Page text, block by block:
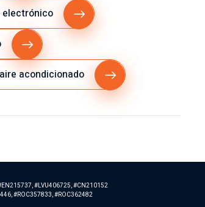
electrónico
acondicionado
#LVU406725, #CN210152
#ROC357833, #ROC362482